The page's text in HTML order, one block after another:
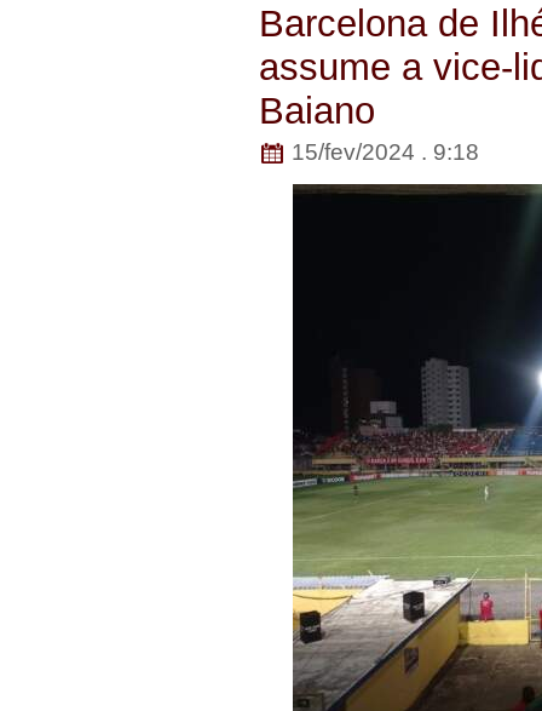
Barcelona de
assume a vice-
Baiano
15/fev/2024 . 9:18